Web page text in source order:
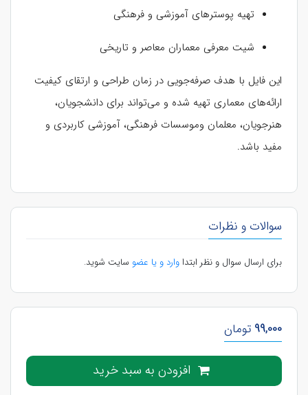
تهیه پوسترهای آموزشی و فرهنگی
شیت معرفی معماران معاصر و تاریخی
این فایل با هدف صرفه‌جویی در زمان طراحی و ارتقای کیفیت
ارائه‌های معماری تهیه شده و می‌تواند برای دانشجویان،
هنرجویان، معلمان وموسسات فرهنگی، آموزشی کاربردی و
مفید باشد.
سوالات و نظرات
برای ارسال سوال و نظر ابتداوارد و یا عضو سایت شوید.
99,000 تومان
افزودن به سبد خرید